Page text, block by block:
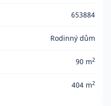
653884
Rodinný dům
90 m2
404 m2